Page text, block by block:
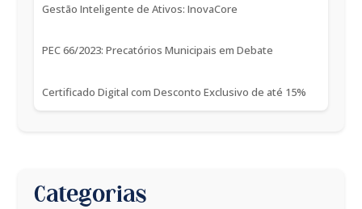
Gestão Inteligente de Ativos: InovaCore
PEC 66/2023: Precatórios Municipais em Debate
Certificado Digital com Desconto Exclusivo de até 15%
Categorias